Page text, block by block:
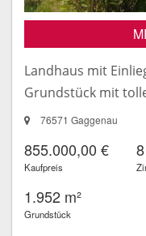
Landhaus mit
Grundstück mit
76571 Gaggenau
855.000,00 €
Kaufpreis
8
1.952 m²
Grundstück